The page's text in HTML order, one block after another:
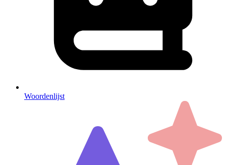
Woordenlijst